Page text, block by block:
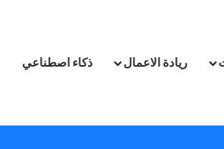
ريادة الاعمال ذكاء اصطناعي